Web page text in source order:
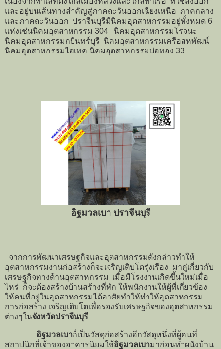
และอยู่บนเส้นทางสำคัญสู่ภาคตะวันออกเฉียงเหนือ ภาคกลาง
และภาคตะวันออก ปราจีนบุรีมีนิคมอุตสาหกรรมอยู่ทั้งหมด 6
แห่งเช่นนิคมอุตสาหกรรม 304 นิคมอุตสาหกรรมโรจนะ
นิคมอุตสาหกรรมกบินทร์บุรี นิคมอุตสาหกรรมเครือสหพัฒน์
นิคมอุตสาหกรรมไฮเทค นิคมอุตสาหกรรมบ่อทอง 33
อิฐมวลเบา ปราจีนบุรี
จากการพัฒนาเศรษฐกิจและอุตสาหกรรมดังกล่าวทำให้
อุตสาหกรรมงานก่อสร้างก็จะเจริญเติบโตรุ่งเรือง มาคู่เกี่ยวกับ
เศรษฐกิจทางด้านอุตสาหกรรม เมื่อมีโรงงานเกิดขึ้นใหม่เมื่อ
ไหร่ ก็จะต้องสร้างบ้านสร้างที่พัก ให้พนักงานให้ผู้ที่เกี่ยวข้อง
ให้คนที่อยู่ในอุตสาหกรรมได้อาศัยทำให้ทำให้อุตสาหกรรม
การก่อสร้าง เจริญเติบโตเพื่อรองรับเศรษฐกิจของอุตสาหกรรม
ต่างๆในจังหวัดปราจีนบุรี
อิฐมวลเบาก็เป็นวัสดุก่อสร้างอีกวัสดุหนึ่งที่ผู้คนที่
สถาปนิกที่เจ้าของอาคารนิยมใช้อิฐมวลเบามาก่อนทำผนังบ้าน